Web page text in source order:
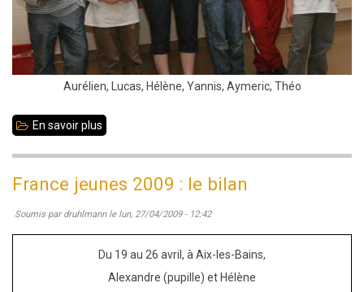
Aurélien, Lucas, Hélène, Yannis, Aymeric, Théo
En savoir plus
2009
:
1er
tournoi
interne
France jeunes 2009 : le bilan
Soumis par druhlmannle lun, 27/04/2009 - 12:42
Du 19 au 26 avril, à Aix-les-Bains,
Alexandre (pupille) et Hélène